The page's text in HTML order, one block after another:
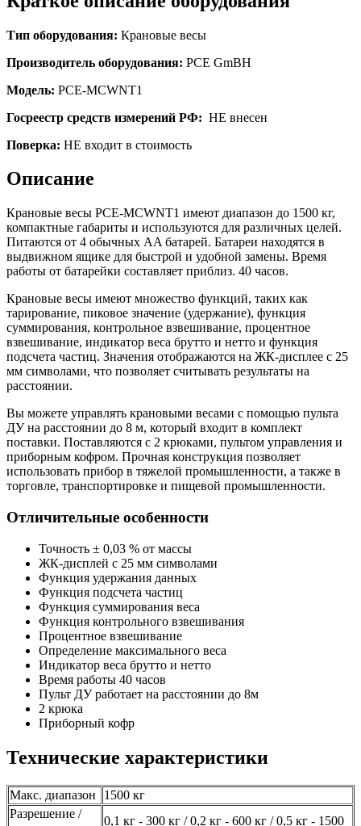
Тип оборудования: Крановые весы
Производитель оборудования: PCE GmBH
Модель: PCE-MCWNT1
Госреестр средств измерений РФ: НЕ внесен
Поверка: НЕ входит в стоимость
Описание
Крановые весы PCE-MCWNT1 имеют диапазон до 1500 кг,
компактные габариты и используются для различных целей.
Питаются от 4 обычных AA батарей. Батареи находятся в
выдвижном ящике для быстрой и удобной замены. Время
работы от батарейки составляет приблиз. 40 часов.
Крановые весы имеют множество функций, таких как
тарирование, пиковое значение (удержание), функция
суммирования, контрольное взвешивание, процентное
взвешивание, индикатор веса брутто и нетто и функция
подсчета частиц. Значения отображаются на ЖК-дисплее с 25
мм символами, что позволяет считывать результаты на
расстоянии.
Вы можете управлять крановыми весами с помощью пульта
ДУ на расстоянии до 8 м, который входит в комплект
поставки. Поставляются с 2 крюками, пультом управления и
приборным кофром. Прочная конструкция позволяет
использовать прибор в тяжелой промышленности, а также в
торговле, транспортировке и пищевой промышленности.
Отличительные особенности
Точность ± 0,03 % от массы
ЖК-дисплей с 25 мм символами
Функция удержания данных
Функция подсчета частиц
Функция суммирования веса
Функция контрольного взвешивания
Процентное взвешивание
Определение максимального веса
Индикатор веса брутто и нетто
Время работы 40 часов
Пульт ДУ работает на расстоянии до 8м
2 крюка
Приборный кофр
Технические характеристики
Макс. диапазон
1500 кг
Разрешение /
0,1 кг - 300 кг / 0,2 кг - 600 кг / 0,5 кг - 1500